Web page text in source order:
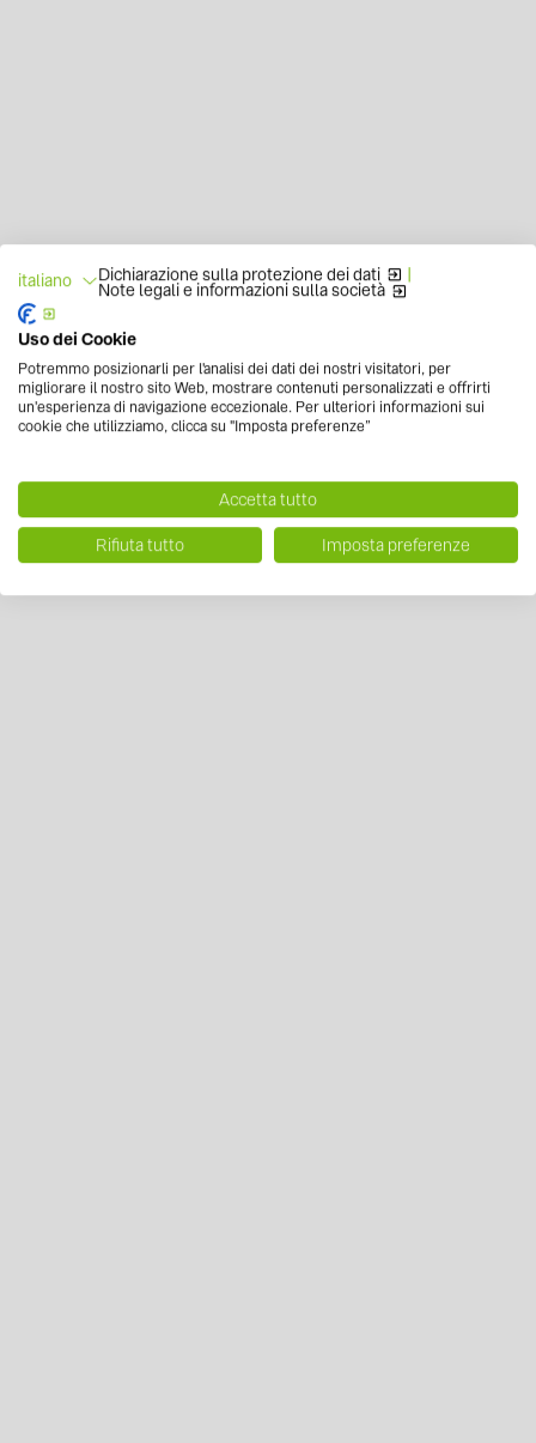
italiano Dichiarazione sulla protezione dei dati |
Note legali e informazioni sulla società
Uso dei Cookie
Potremmo posizionarli per l'analisi dei dati dei nostri visitatori, per
migliorare il nostro sito Web, mostrare contenuti personalizzati e offrirti
un'esperienza di navigazione eccezionale. Per ulteriori informazioni sui
cookie che utilizziamo, clicca su "Imposta preferenze”
Accetta tutto
Rifiuta tutto Imposta preferenze